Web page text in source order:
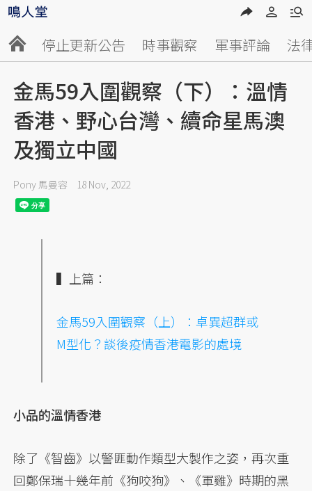
停止更新公告 時事觀察 軍事評論 法
金馬59入圍觀察（下）：溫情
香港、野心台灣、續命星馬澳
及獨立中國
Pony 馬曼容 18 Nov, 2022
▍上篇：
金馬59入圍觀察（上）：卓異超群或
M型化？談後疫情香港電影的處境
小品的溫情香港
除了《智齒》以警匪動作類型大製作之姿，再次重
回鄭保瑞十幾年前《狗咬狗》、《軍雞》時期的黑